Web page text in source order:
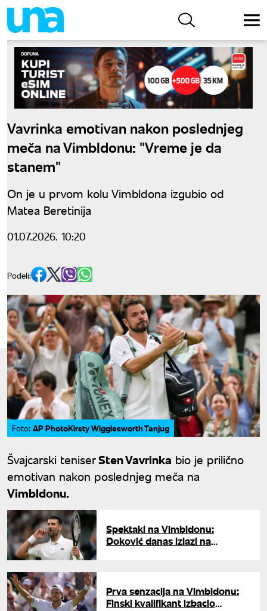
Vavrinka emotivan nakon poslednjeg
meča na Vimbldonu: "Vreme je da
stanem"
On je u prvom kolu Vimbldona izgubio od
Matea Beretinija
01.07.2026. 10:20
Podeli:
Foto: AP PhotoKirsty Wigglesworth Tanjug
Švajcarski teniserSten Vavrinka bio je prilično
emotivan nakon poslednjeg meča na
Vimbldonu.
Spektakl na Vimbldonu:
Đoković danas izlazi na
Prva senzacija na Vimbldonu:
Finski kvalifikant izbacio